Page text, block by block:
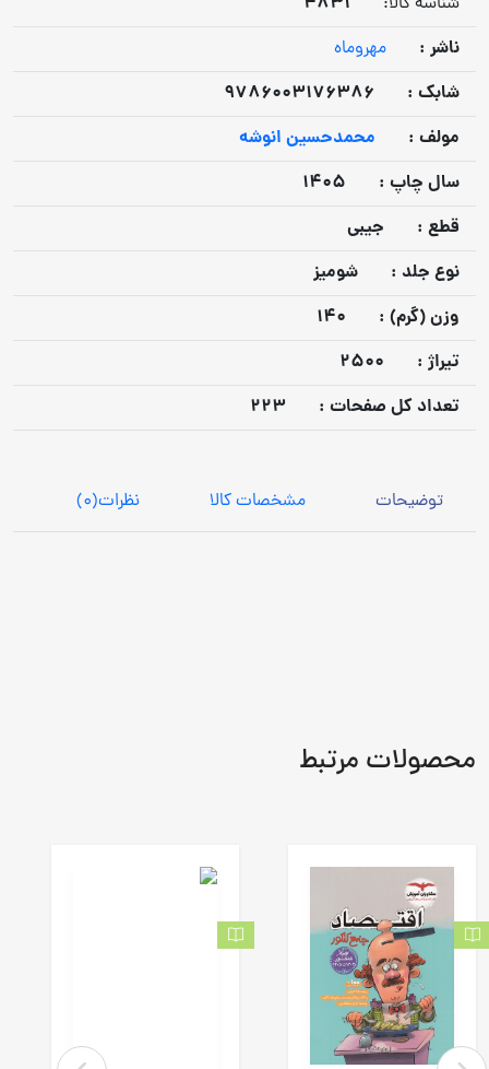
ناشر :
مهروماه
شابک :
9786003176386
مولف :
محمدحسین انوشه
سال چاپ :
1405
قطع :
جیبی
نوع جلد :
شومیز
وزن (گرم) :
140
تيراژ :
2500
تعداد كل صفحات :
223
توضیحات مشخصات کالا نظرات(0)
محصولات مرتبط